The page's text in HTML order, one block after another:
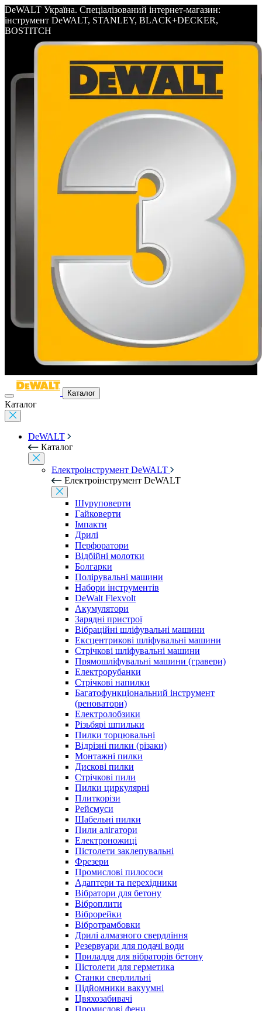
DeWALT Україна. Спеціалізований інтернет-магазин:
інструмент DeWALT, STANLEY, BLACK+DECKER,
BOSTITCH
Каталог
Каталог
DeWALT
Каталог
Електроінструмент DeWALT
Електроінструмент DeWALT
Шуруповерти
Гайковерти
Імпакти
Дрилі
Перфоратори
Відбійні молотки
Болгарки
Полірувальні машини
Набори інструментів
DeWalt Flexvolt
Акумулятори
Зарядні пристрої
Вібраційні шліфувальні машини
Ексцентрикові шліфувальні машини
Стрічкові шліфувальні машини
Прямошліфувальні машини (гравери)
Електрорубанки
Стрічкові напилки
Багатофункціональний інструмент
(реноватори)
Електролобзики
Різьбярі шпильки
Пилки торцювальні
Відрізні пилки (різаки)
Монтажні пилки
Дискові пилки
Стрічкові пили
Пилки циркулярні
Плиткорізи
Рейсмуси
Шабельні пилки
Пили алігатори
Електроножиці
Пістолети заклепувальні
Фрезери
Промислові пилососи
Адаптери та перехідники
Вібратори для бетону
Віброплити
Віброрейки
Вібротрамбовки
Дрилі алмазного свердління
Резервуари для подачі води
Приладдя для вібраторів бетону
Пістолети для герметика
Станки сверлильні
Підйомники вакуумні
Цвяхозабивачі
Промислові фени